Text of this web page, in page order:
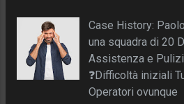
Case History:
una squadra di 20
Assistenza e
❓Difficoltà iniziali
Operatori ovunque